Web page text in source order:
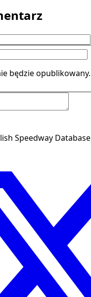
będzie opublikowany.
Speedway Database